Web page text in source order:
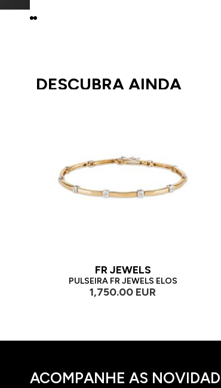
DESCUBRA AINDA
FR JEWELS
PULSEIRA FR JEWELS ELOS
1,750.00 EUR
ACOMPANHE AS